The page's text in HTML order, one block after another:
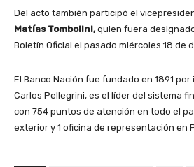
Del acto también participó el
Matías Tombolini,quien fuera
Boletín Oficial el pasado miércoles 18 de
El Banco Nación fue fundado en 1891
Carlos Pellegrini, es el líder del sistema
con 754 puntos de atención en todo el
exterior y 1 oficina de representación en